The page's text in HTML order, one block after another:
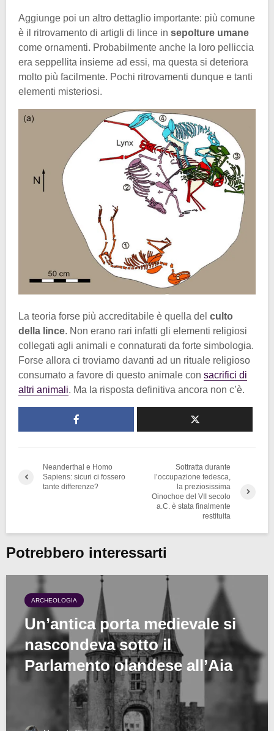
Aggiunge poi un altro dettaglio importante: più comune
è il ritrovamento di artigli di lince in sepolture umane
come ornamenti. Probabilmente anche la loro pelliccia
era seppellita insieme ad essi, ma questa si deteriora
molto più facilmente. Pochi ritrovamenti dunque e tanti
elementi misteriosi.
La teoria forse più accreditabile è quella del culto
della lince. Non erano rari infatti gli elementi religiosi
collegati agli animali e connaturati da forte simbologia.
Forse allora ci troviamo davanti ad un rituale religioso
consumato a favore di questo animale con sacrifici di
altri animali. Ma la risposta definitiva ancora non c’è.
Neanderthal e Homo
Sapiens: sicuri ci fossero
tante differenze?
Sottratta durante
l’occupazione tedesca,
la preziosissima
Oinochoe del VII secolo
a.C. è stata finalmente
restituita
Potrebbero interessarti
ARCHEOLOGIA
Un’antica porta medievale si
nascondeva sotto il
Parlamento olandese all’Aia